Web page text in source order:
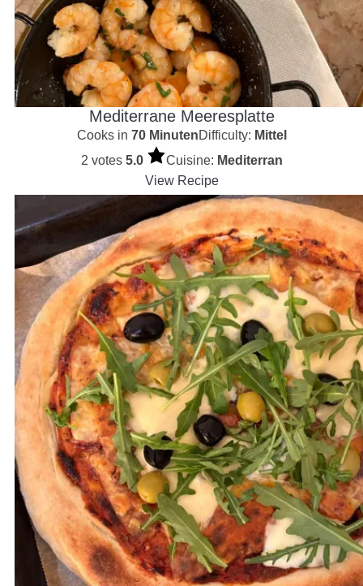
Mediterrane Meeresplatte
Cooks in 70 MinutenDifficulty: Mittel
2 votes 5.0 Cuisine: Mediterran
View Recipe